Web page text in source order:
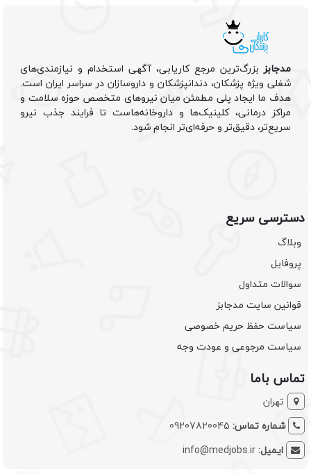
مدجابزبزرگ‌ترین مرجع کاریابی، آگهی استخدام و نیازمندی‌های
شغلی ویژه پزشکان، دندانپزشکان و داروسازان در سراسر ایران است.
هدف ما ایجاد پلی مطمئن میان نیروهای متخصص حوزه سلامت و
مراکز درمانی، کلینیک‌ها و داروخانه‌هاست تا فرایند جذب نیرو
سریع‌تر، دقیق‌تر و حرفه‌ای‌تر انجام شود.
دسترسی سریع
وبلاگ
پروفایل
سوالات متداول
قوانین سایت مدجابز
سیاست حفظ حریم خصوصی
سیاست مرجوعی و عودت وجه
تماس باما
تهران
شماره تماس: 09207820045
ایمیل:info@medjobs.ir